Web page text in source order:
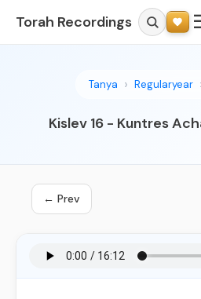
Torah Recordings
Tanya Regularyear
Kislev 16 - Kuntres
← Prev